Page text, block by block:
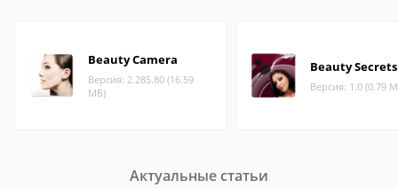
Beauty Camera
Версия: 2.285.80 (16.59
МБ)
Beauty Secrets
Версия: 1.0 (0.79
Актуальные статьи